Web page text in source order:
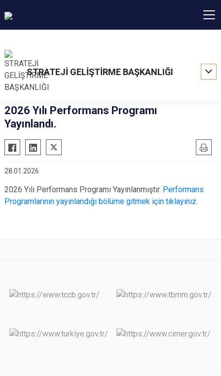
STRATEJİ GELİŞTİRME BAŞKANLIĞI
2026 Yılı Performans Programı
Yayınlandı.
28.01.2026
2026 Yılı Performans Programı Yayınlanmıştır. Performans
Programlarının yayınlandığı bölüme gitmek için tıklayınız.